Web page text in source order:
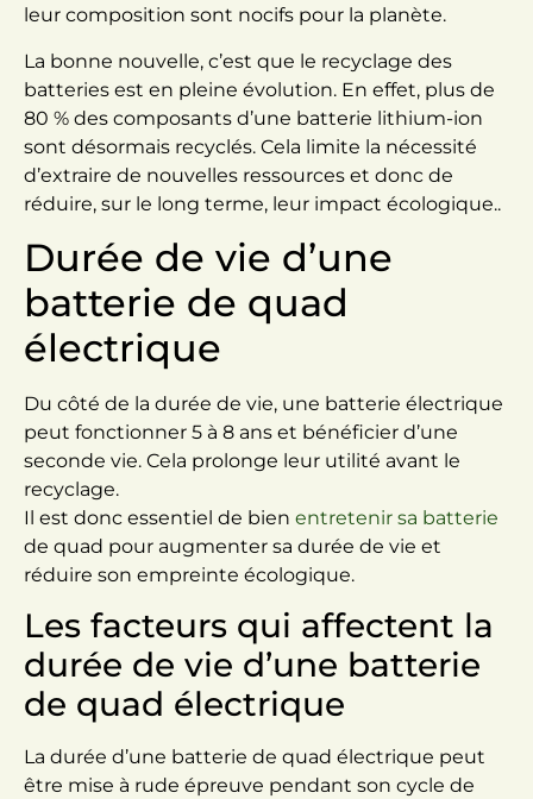
leur composition sont nocifs pour la planète.
La bonne nouvelle, c’est que le recyclage des
batteries est en pleine évolution. En effet, plus de
80 % des composants d’une batterie lithium-ion
sont désormais recyclés. Cela limite la nécessité
d’extraire de nouvelles ressources et donc de
réduire, sur le long terme, leur impact écologique..
Durée de vie d’une
batterie de quad
électrique
Du côté de la durée de vie, une batterie électrique
peut fonctionner 5 à 8 ans et bénéficier d’une
seconde vie. Cela prolonge leur utilité avant le
recyclage.
Il est donc essentiel de bien entretenir sa batterie
de quad pour augmenter sa durée de vie et
réduire son empreinte écologique.
Les facteurs qui affectent la
durée de vie d’une batterie
de quad électrique
La durée d’une batterie de quad électrique peut
être mise à rude épreuve pendant son cycle de